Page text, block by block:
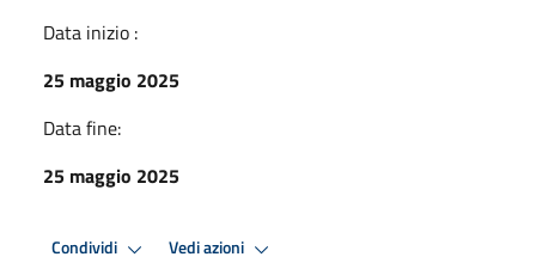
Data inizio :
25 maggio 2025
Data fine:
25 maggio 2025
Condividi Vedi azioni